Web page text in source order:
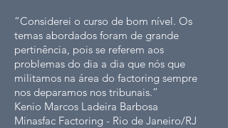
“Considerei o curso de bom nível. Os
temas abordados foram de grande
pertinência, pois se referem aos
problemas do dia a dia que nós que
militamos na área do factoring sempre
nos deparamos nos tribunais.”
Kenio Marcos Ladeira Barbosa
Minasfac Factoring - Rio de Janeiro/RJ